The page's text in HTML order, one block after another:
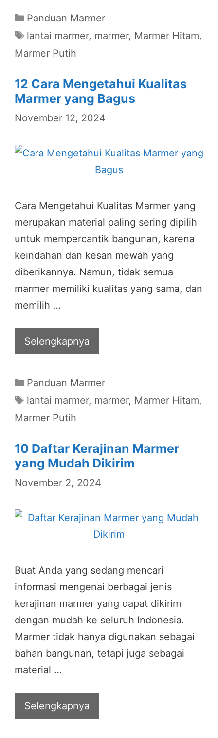
Categories
Panduan Marmer
Tags
lantai marmer, marmer, Marmer Hitam,
Marmer Putih
12 Cara Mengetahui Kualitas
Marmer yang Bagus
November 12, 2024
Cara Mengetahui Kualitas Marmer yang
merupakan material paling sering dipilih
untuk mempercantik bangunan, karena
keindahan dan kesan mewah yang
diberikannya. Namun, tidak semua
marmer memiliki kualitas yang sama, dan
memilih …
Selengkapnya
Categories
Panduan Marmer
Tags
lantai marmer, marmer, Marmer Hitam,
Marmer Putih
10 Daftar Kerajinan Marmer
yang Mudah Dikirim
November 2, 2024
Buat Anda yang sedang mencari
informasi mengenai berbagai jenis
kerajinan marmer yang dapat dikirim
dengan mudah ke seluruh Indonesia.
Marmer tidak hanya digunakan sebagai
bahan bangunan, tetapi juga sebagai
material …
Selengkapnya